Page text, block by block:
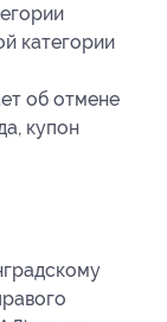
категории
об отмене
купон